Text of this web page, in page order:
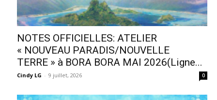
NOTES OFFICIELLES: ATELIER
« NOUVEAU PARADIS/NOUVELLE
TERRE » à BORA BORA MAI 2026(Ligne...
Cindy LG - 9 juillet, 2026 0